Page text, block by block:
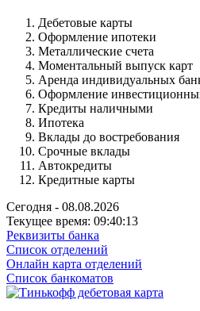
Дебетовые карты
Оформление ипотеки
Металлические счета
Моментальный выпуск карт
Аренда индивидуальных
Оформление
Кредиты наличными
Ипотека
Вклады до востребования
Срочные вклады
Автокредиты
Кредитные карты
Сегодня - 08.08.2026
Текущее время: 09:40:14
Реквизиты банка
Список отделений
Онлайн карта отделений
Список банкоматов